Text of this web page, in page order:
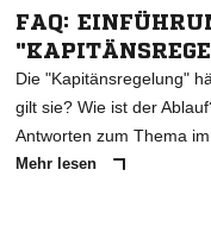
FAQ:
Die "Kapitänsregelung"
gilt sie? Wie ist der
Antworten zum Thema im
Mehr lesen